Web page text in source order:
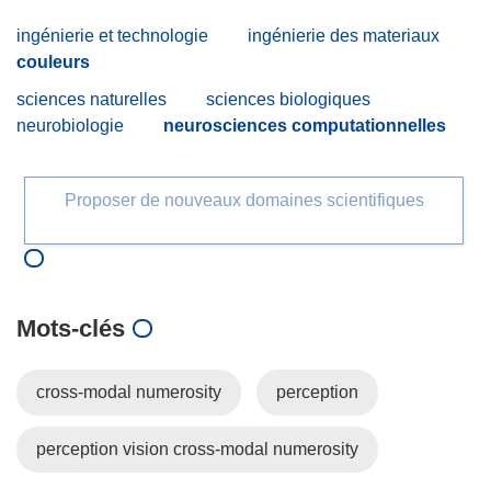
ingénierie et technologie
ingénierie des materiaux
couleurs
sciences naturelles
sciences biologiques
neurobiologie
neurosciences computationnelles
Proposer de nouveaux domaines scientifiques
Mots‑clés
cross-modal numerosity perception
perception vision cross-modal numerosity